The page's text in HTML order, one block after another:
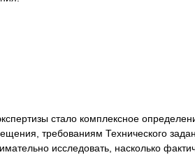
стало комплексное
требованиям Технического
исследовать, насколько